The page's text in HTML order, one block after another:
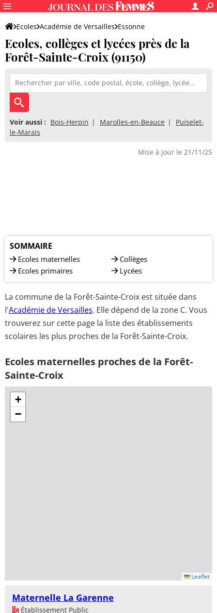
Ecoles Académie de Versailles Essonne
Ecoles, collèges et lycées près de la
Forêt-Sainte-Croix (91150)
Voir aussi : Bois-Herpin Marolles-en-Beauce
Puiselet-
le-Marais
Mise à jour le 21/11/25
SOMMAIRE
Ecoles maternelles
Ecoles primaires
Collèges
Lycées
La commune de la Forêt-Sainte-Croix est située dans
l'Académie de Versailles. Elle dépend de la zone C. Vous
trouverez sur cette page la liste des établissements
scolaires les plus proches de la Forêt-Sainte-Croix.
Ecoles maternelles proches de la Forêt-
Sainte-Croix
+
−
Leaflet
Maternelle La Garenne
Établissement Public